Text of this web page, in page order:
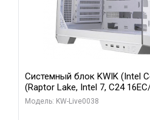
Системный блок KWIK (Intel
(Raptor Lake, Intel 7, C24
модуля)/ Gigabyte RX9070XT
Модель: KW-Live0038